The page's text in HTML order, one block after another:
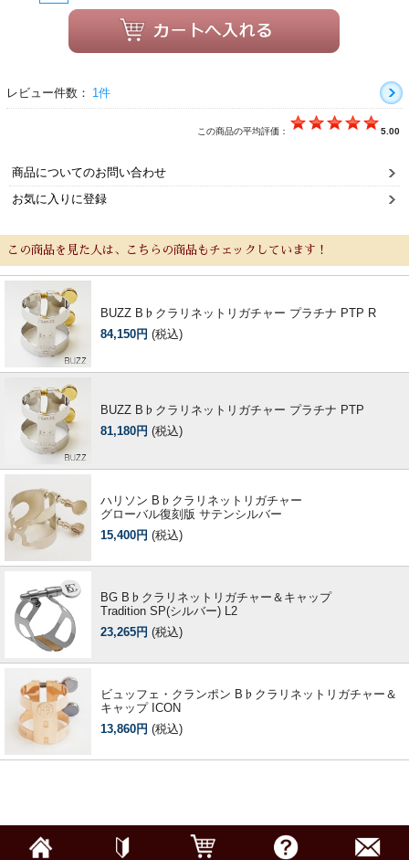
レビュー件数： 1件
この商品の平均評価： 5.00
商品についてのお問い合わせ
お気に入りに登録
この商品を見た人は、こちらの商品もチェックしています！
BUZZ B♭クラリネットリガチャー プラチナ PTP R
84,150円 (税込)
BUZZ B♭クラリネットリガチャー プラチナ PTP
81,180円 (税込)
ハリソン B♭クラリネットリガチャー
グローバル復刻版 サテンシルバー
15,400円 (税込)
BG B♭クラリネットリガチャー＆キャップ
Tradition SP(シルバー) L2
23,265円 (税込)
ビュッフェ・クランポン B♭クラリネットリガチャー＆
キャップ ICON
13,860円 (税込)